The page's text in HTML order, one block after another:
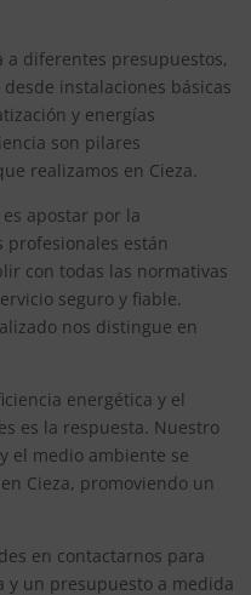
a diferentes presupuestos,
instalaciones básicas
y energías
son pilares
realizamos en Cieza.
apostar por la
están
con todas las normativas
seguro y fiable.
nos distingue en
energética y el
es la respuesta. Nuestro
el medio ambiente se
Cieza, promoviendo un
en contactarnos para
y un presupuesto a medida